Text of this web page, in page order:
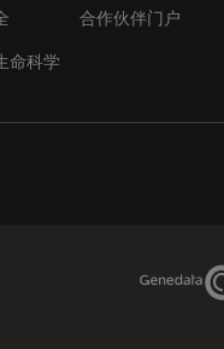
合作伙伴门户
命科学